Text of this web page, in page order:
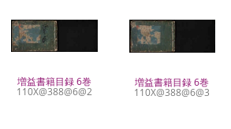
増益書籍目録 6巻
110X@388@6@2
増益書籍目録 6巻
110X@388@6@3